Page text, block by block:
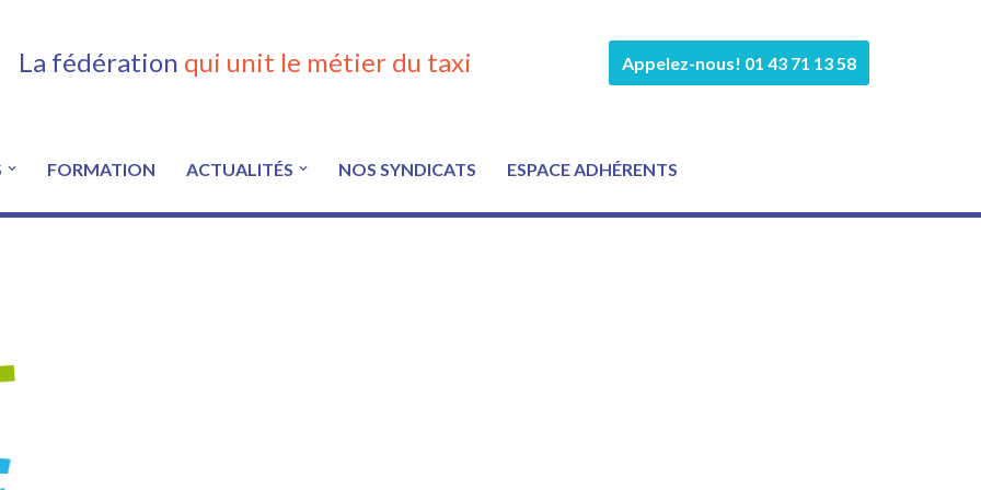
La fédération qui unit le métier du taxi Appelez-nous! 01 43 71 13 58
FORMATION ACTUALITÉS NOS SYNDICATS ESPACE ADHÉRENTS